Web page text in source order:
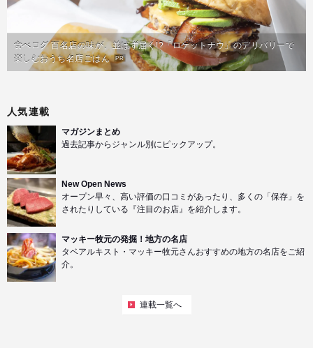
食べログ 百名店の味が、並ばず届く!?「ロケットナウ」のデリバリーで
楽しむおうち名店ごはん PR
人気連載
マガジンまとめ
過去記事からジャンル別にピックアップ。
New Open News
オープン早々、高い評価の口コミがあったり、多くの「保存」を
されたりしている『注目のお店』を紹介します。
マッキー牧元の発掘！地方の名店
タベアルキスト・マッキー牧元さんおすすめの地方の名店をご紹
介。
連載一覧へ